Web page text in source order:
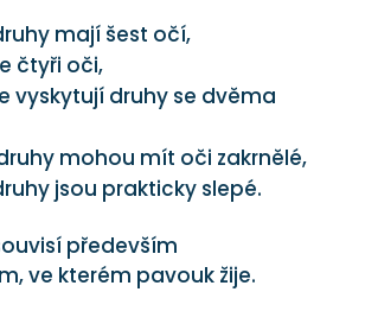
mají šest očí,
čtyři oči,
vyskytují druhy se dvěma
mohou mít oči zakrnělé,
jsou prakticky slepé.
především
ve kterém pavouk žije.